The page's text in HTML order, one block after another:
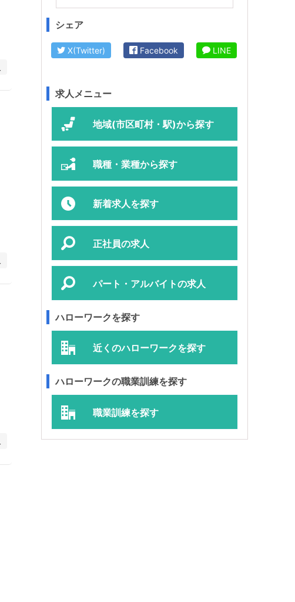
シェア
X(Twitter) Facebook LINE
求人メニュー
地域(市区町村・駅)から探す
職種・業種から探す
新着求人を探す
正社員の求人
パート・アルバイトの求人
ハローワークを探す
近くのハローワークを探す
ハローワークの職業訓練を探す
職業訓練を探す